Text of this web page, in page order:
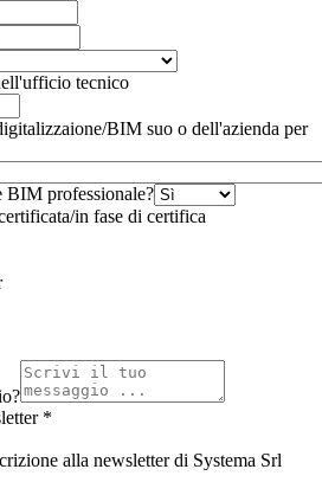
tecnico
BIM suo o dell'azienda per
BIM professionale?
in fase di certifica
*
alla newsletter di Systema Srl